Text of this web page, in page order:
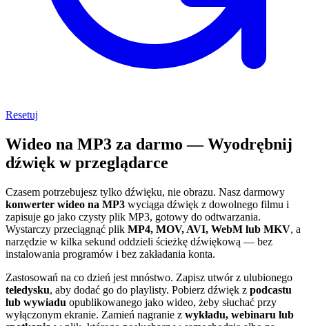
Resetuj
Wideo na MP3 za darmo — Wyodrębnij
dźwięk w przeglądarce
Czasem potrzebujesz tylko dźwięku, nie obrazu. Nasz darmowy
konwerter wideo na MP3 wyciąga dźwięk z dowolnego filmu i
zapisuje go jako czysty plik MP3, gotowy do odtwarzania.
Wystarczy przeciągnąć plik MP4, MOV, AVI, WebM lub MKV, a
narzędzie w kilka sekund oddzieli ścieżkę dźwiękową — bez
instalowania programów i bez zakładania konta.
Zastosowań na co dzień jest mnóstwo. Zapisz utwór z ulubionego
teledysku, aby dodać go do playlisty. Pobierz dźwięk z podcastu
lub wywiadu opublikowanego jako wideo, żeby słuchać przy
wyłączonym ekranie. Zamień nagranie z wykładu, webinaru lub